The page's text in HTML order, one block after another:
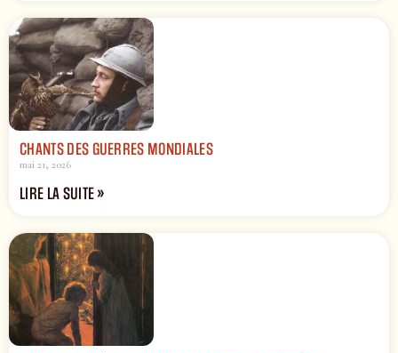
CHANTS DES GUERRES MONDIALES
mai 21, 2026
LIRE LA SUITE »